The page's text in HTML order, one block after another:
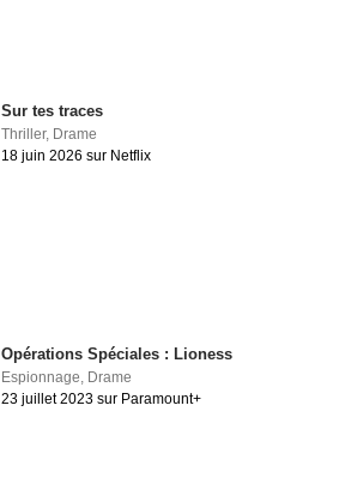
Sur tes traces
Thriller, Drame
18 juin 2026 sur Netflix
Opérations Spéciales : Lioness
Espionnage, Drame
23 juillet 2023 sur Paramount+